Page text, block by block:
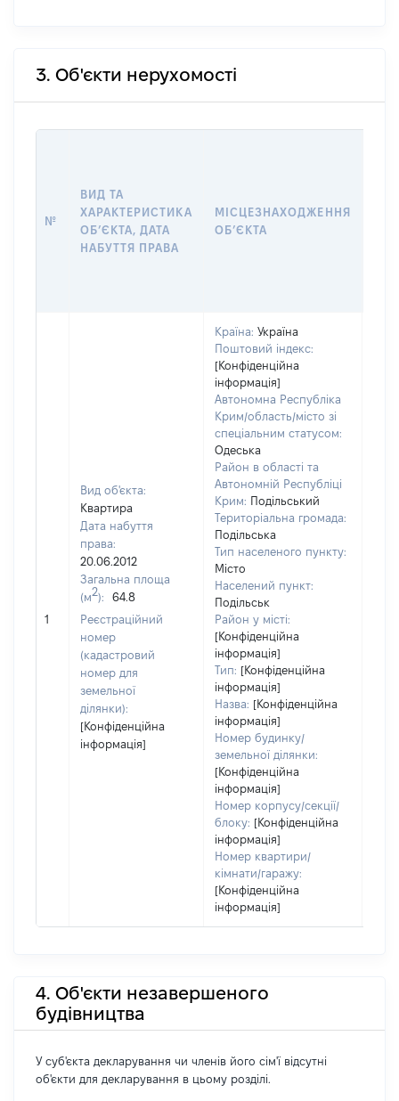
3. Об'єкти нерухомості
№
ВИД ТА
ХАРАКТЕРИСТИКА
ОБʼЄКТА, ДАТА
НАБУТТЯ ПРАВА
МІСЦЕЗНАХОДЖЕННЯ
ОБʼЄКТА
1
Вид об'єкта:
Квартира
Дата набуття
права:
20.06.2012
Загальна площа
(м2):
64.8
Реєстраційний
номер
(кадастровий
номер для
земельної
ділянки):
[Конфіденційна
інформація]
Країна: Україна
Поштовий індекс:
[Конфіденційна
інформація]
Автономна Республіка
Крим/область/місто зі
спеціальним статусом:
Одеська
Район в області та
Автономній Республіці
Крим: Подільський
Територіальна громада:
Подільська
Тип населеного пункту:
Місто
Населений пункт:
Подільськ
Район у місті:
[Конфіденційна
інформація]
Тип: [Конфіденційна
інформація]
Назва: [Конфіденційна
інформація]
Номер будинку/
земельної ділянки:
[Конфіденційна
інформація]
Номер корпусу/секції/
блоку: [Конфіденційна
інформація]
Номер квартири/
кімнати/гаражу:
[Конфіденційна
інформація]
4. Об'єкти незавершеного
будівництва
У суб'єкта декларування чи членів його сім'ї відсутні
об'єкти для декларування в цьому розділі.